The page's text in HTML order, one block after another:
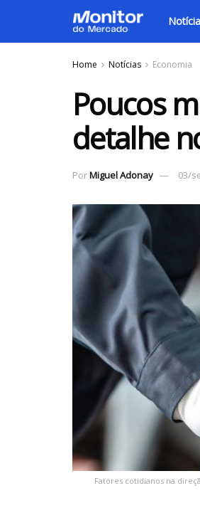
Home Notícias Economia
Poucos
detalhe
PorMiguel Adonay 03/
Fatores cotidianos na